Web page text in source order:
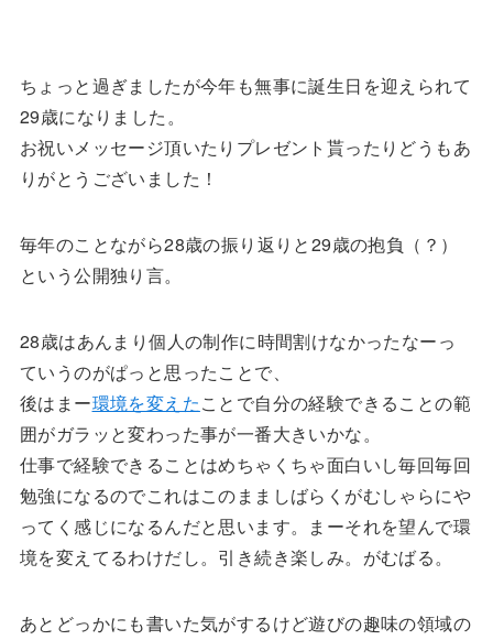
ちょっと過ぎましたが今年も無事に誕生日を迎えられて
29歳になりました。
お祝いメッセージ頂いたりプレゼント貰ったりどうもあ
りがとうございました！
毎年のことながら28歳の振り返りと29歳の抱負（？）
という公開独り言。
28歳はあんまり個人の制作に時間割けなかったなーっ
ていうのがぱっと思ったことで、
後はまー環境を変えたことで自分の経験できることの範
囲がガラッと変わった事が一番大きいかな。
仕事で経験できることはめちゃくちゃ面白いし毎回毎回
勉強になるのでこれはこのまましばらくがむしゃらにや
ってく感じになるんだと思います。まーそれを望んで環
境を変えてるわけだし。引き続き楽しみ。がむばる。
あとどっかにも書いた気がするけど遊びの趣味の領域の